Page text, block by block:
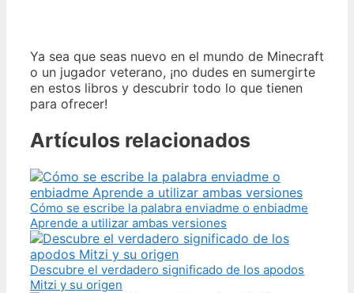
Ya sea que seas nuevo en el mundo de Minecraft
o un jugador veterano, ¡no dudes en sumergirte
en estos libros y descubrir todo lo que tienen
para ofrecer!
Artículos relacionados
Cómo se escribe la palabra enviadme o enbiadme
Aprende a utilizar ambas versiones
Descubre el verdadero significado de los apodos
Mitzi y su origen